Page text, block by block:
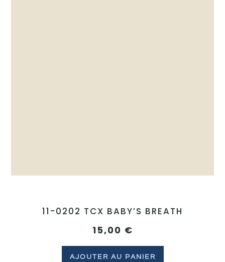
11-0202 TCX BABY’S BREATH
15,00 €
AJOUTER AU PANIER